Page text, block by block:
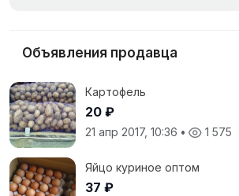
Объявления продавца
Картофель
20 ₽
21 апр 2017, 10:36 • 1 575
Яйцо куриное оптом
37 ₽